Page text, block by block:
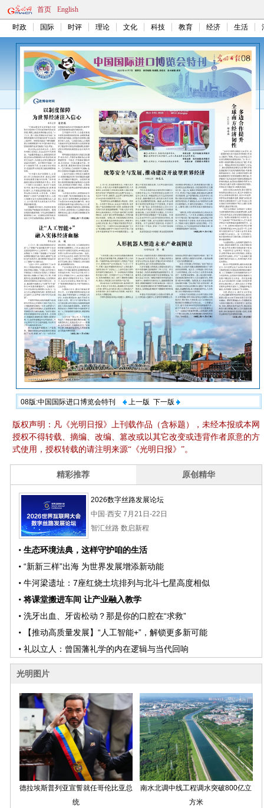
首页 English
时政 国际 时评 理论 文化 科技 教育 经济 生活
08版:中国国际进口博览会特刊 上一版 下一版
版权声明：凡《光明日报》上刊载作品（含标题），未经本报或本网
授权不得转载、摘编、改编、篡改或以其它改变或违背作者原意的方
式使用，授权转载的请注明来源“《光明日报》”。